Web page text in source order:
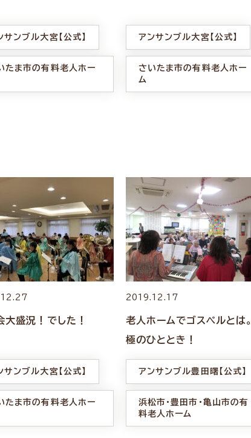
サンブル大宮【公式】
たま市の有料老人ホー
アンサンブル大宮【公式】
さいたま市の有料老人ホー
ム
大盛況！でした！
サンブル大宮【公式】
たま市の有料老人ホー
2019.12.17
老人ホームでゴスペルとは
極のひととき！
アンサンブル豊田曙【公式】
浜松市・豊田市・亀山市の有
料老人ホーム